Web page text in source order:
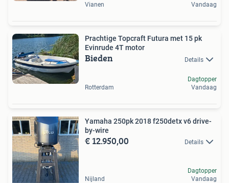
Vianen
Vandaag
Prachtige Topcraft Futura met 15 pk
Evinrude 4T motor
Bieden Details
Rotterdam
Dagtopper
Vandaag
Yamaha 250pk 2018 f250detx v6 drive-
by-wire
€ 12.950,00 Details
Nijland
Dagtopper
Vandaag